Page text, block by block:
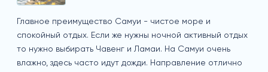
Главное преимущество Самуи - чистое море и
спокойный отдых. Если же нужны ночной активный отдых
то нужно выбирать Чавенг и Ламаи. На Самуи очень
влажно, здесь часто идут дожди. Направление отлично